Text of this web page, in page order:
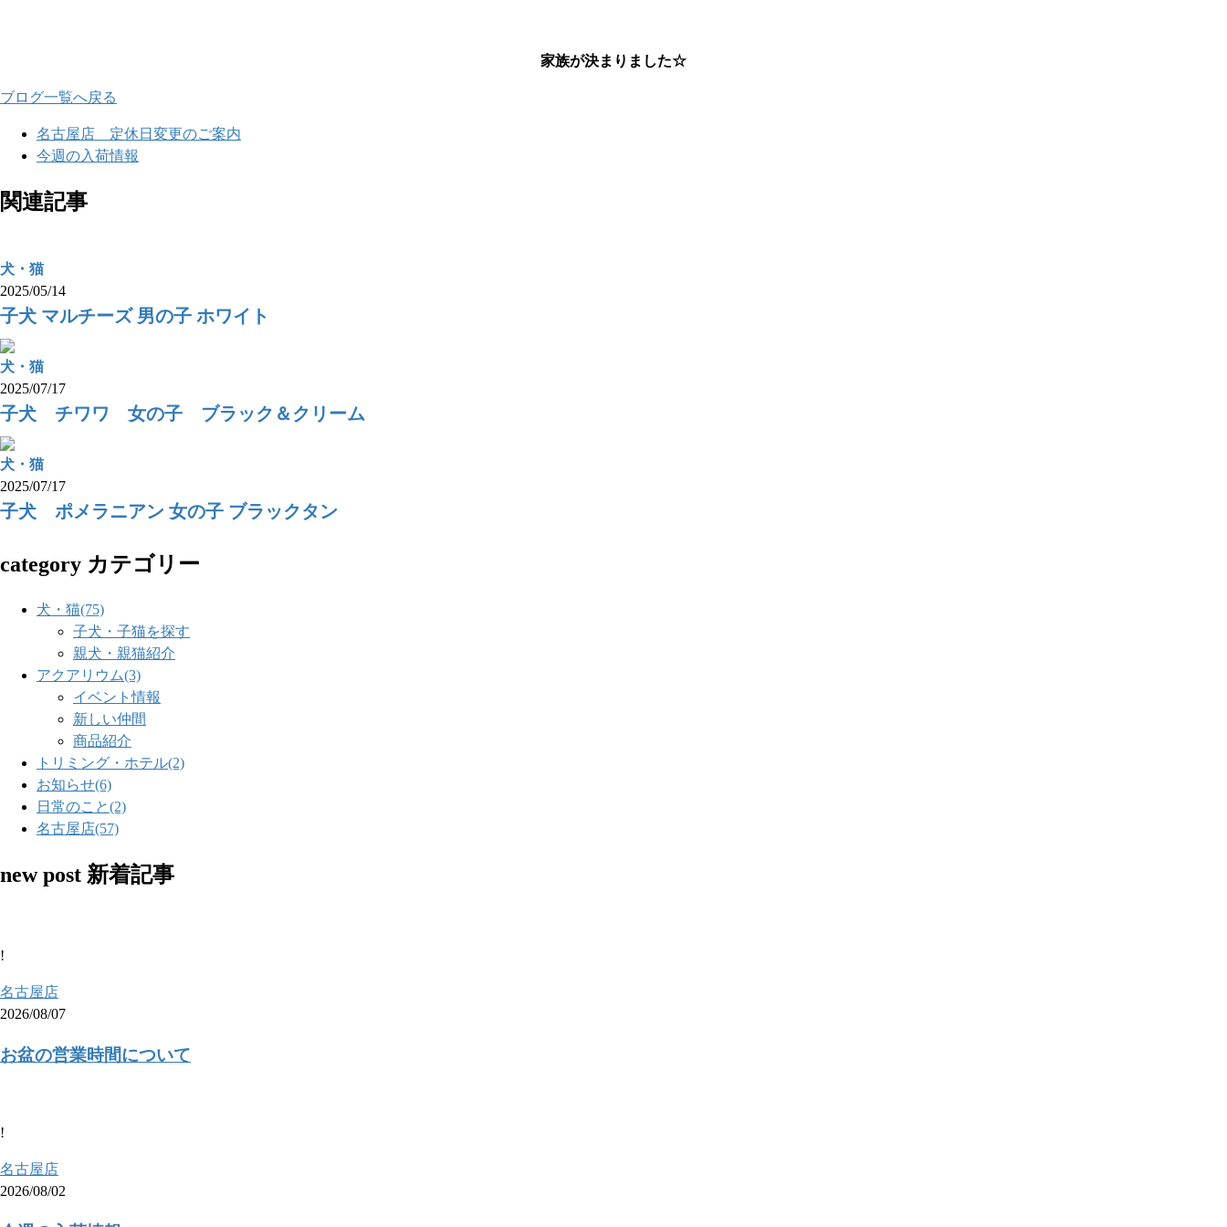
家族が決まりました☆
ブログ一覧へ戻る
名古屋店 定休日変更のご案内
今週の入荷情報
関連記事
犬・猫
2025/05/14
子犬 マルチーズ 男の子 ホワイト
犬・猫
2025/07/17
子犬 チワワ 女の子 ブラック＆クリーム
犬・猫
2025/07/17
子犬 ポメラニアン 女の子 ブラックタン
category カテゴリー
犬・猫(75)
子犬・子猫を探す
親犬・親猫紹介
アクアリウム(3)
イベント情報
新しい仲間
商品紹介
トリミング・ホテル(2)
お知らせ(6)
日常のこと(2)
名古屋店(57)
new post 新着記事
!
名古屋店
2026/08/07
お盆の営業時間について
!
名古屋店
2026/08/02